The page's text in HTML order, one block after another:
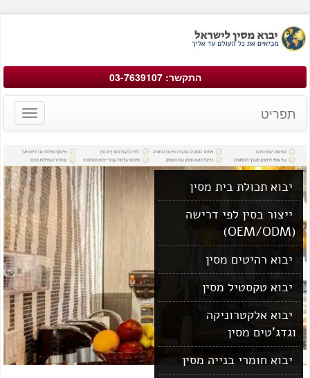
התקשר: 03-7639107
Toggle
תפריט
יבוא תכולת בית מסין
ייצור בסין לפי דרישה
יבוא רהיטים מסין
יבוא טקסטיל מסין
יבוא אלקטרוניקה
וגדג'טים מסין
יבוא חומרי בנייה מסין